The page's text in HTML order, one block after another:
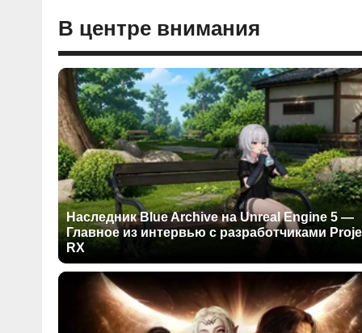
В центре внимания
Наследник Blue Archive на Unreal Engine 5 —
Главное из интервью с разработчиками
RX